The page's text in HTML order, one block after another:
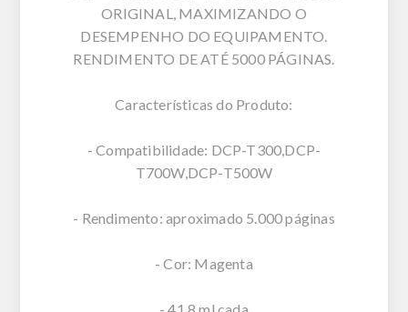
ORIGINAL, MAXIMIZANDO O
DESEMPENHO DO EQUIPAMENTO.
RENDIMENTO DE ATÉ 5000 PÁGINAS.
Características do Produto:
- Compatibilidade: DCP-T300,DCP-
T700W,DCP-T500W
- Rendimento: aproximado 5.000 páginas
- Cor: Magenta